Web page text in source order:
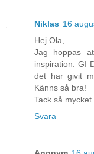
Niklas 16
Hej Ola,
Jag hoppas
inspiration. GI
det har givit
Känns så bra!
Tack så
Svara